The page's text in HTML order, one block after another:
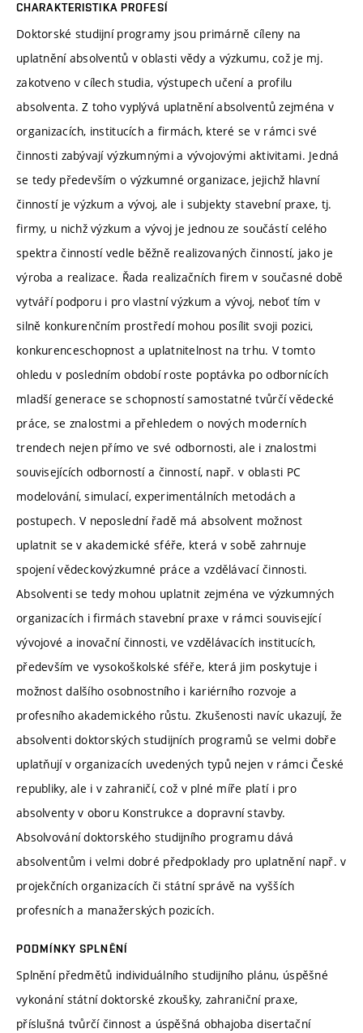
CHARAKTERISTIKA PROFESÍ
Doktorské studijní programy jsou primárně cíleny na
uplatnění absolventů v oblasti vědy a výzkumu, což je mj.
zakotveno v cílech studia, výstupech učení a profilu
absolventa. Z toho vyplývá uplatnění absolventů zejména v
organizacích, institucích a firmách, které se v rámci své
činnosti zabývají výzkumnými a vývojovými aktivitami. Jedná
se tedy především o výzkumné organizace, jejichž hlavní
činností je výzkum a vývoj, ale i subjekty stavební praxe, tj.
firmy, u nichž výzkum a vývoj je jednou ze součástí celého
spektra činností vedle běžně realizovaných činností, jako je
výroba a realizace. Řada realizačních firem v současné době
vytváří podporu i pro vlastní výzkum a vývoj, neboť tím v
silně konkurenčním prostředí mohou posílit svoji pozici,
konkurenceschopnost a uplatnitelnost na trhu. V tomto
ohledu v posledním období roste poptávka po odbornících
mladší generace se schopností samostatné tvůrčí vědecké
práce, se znalostmi a přehledem o nových moderních
trendech nejen přímo ve své odbornosti, ale i znalostmi
souvisejících odborností a činností, např. v oblasti PC
modelování, simulací, experimentálních metodách a
postupech. V neposlední řadě má absolvent možnost
uplatnit se v akademické sféře, která v sobě zahrnuje
spojení vědeckovýzkumné práce a vzdělávací činnosti.
Absolventi se tedy mohou uplatnit zejména ve výzkumných
organizacích i firmách stavební praxe v rámci související
vývojové a inovační činnosti, ve vzdělávacích institucích,
především ve vysokoškolské sféře, která jim poskytuje i
možnost dalšího osobnostního i kariérního rozvoje a
profesního akademického růstu. Zkušenosti navíc ukazují, že
absolventi doktorských studijních programů se velmi dobře
uplatňují v organizacích uvedených typů nejen v rámci České
republiky, ale i v zahraničí, což v plné míře platí i pro
absolventy v oboru Konstrukce a dopravní stavby.
Absolvování doktorského studijního programu dává
absolventům i velmi dobré předpoklady pro uplatnění např. v
projekčních organizacích či státní správě na vyšších
profesních a manažerských pozicích.
PODMÍNKY SPLNĚNÍ
Splnění předmětů individuálního studijního plánu, úspěšné
vykonání státní doktorské zkoušky, zahraniční praxe,
příslušná tvůrčí činnost a úspěšná obhajoba disertační